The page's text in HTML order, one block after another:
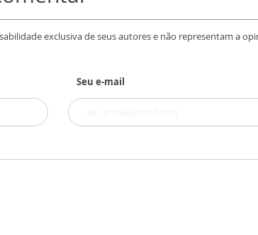
exclusiva de seus autores e não representam a
Seu e-mail